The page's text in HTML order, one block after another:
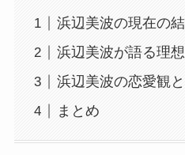
浜辺美波の現在の
浜辺美波が語る理
浜辺美波の恋愛観
まとめ